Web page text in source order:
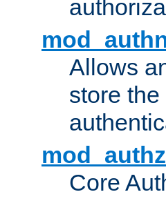
Allows
store
Core